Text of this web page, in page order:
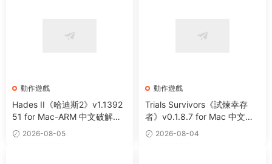
動作遊戲
Hades II《哈迪斯2》v1.1392
51 for Mac-ARM 中文破解版
全新地下城類動作冒險遊戲
2026-08-05
動作遊戲
Trials Survivors《試煉幸存
者》v0.1.8.7 for Mac 中文版
肉鴿動作生存類遊戲
2026-08-04